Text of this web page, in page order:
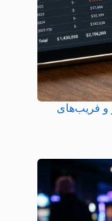
و فریب‌های